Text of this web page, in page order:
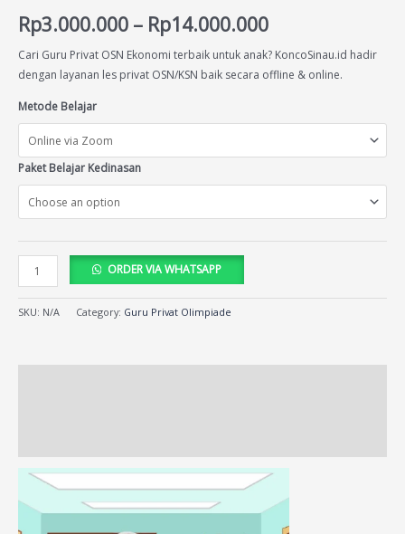
out of 5
based on
customer
ratings
Rp3.000.000 – Rp14.000.000
Cari Guru Privat OSN Ekonomi terbaik untuk anak? KoncoSinau.id hadir
dengan layanan les privat OSN/KSN baik secara offline & online.
Metode Belajar
Paket Belajar Kedinasan
ORDER VIA WHATSAPP
SKU: N/A Category: Guru Privat Olimpiade